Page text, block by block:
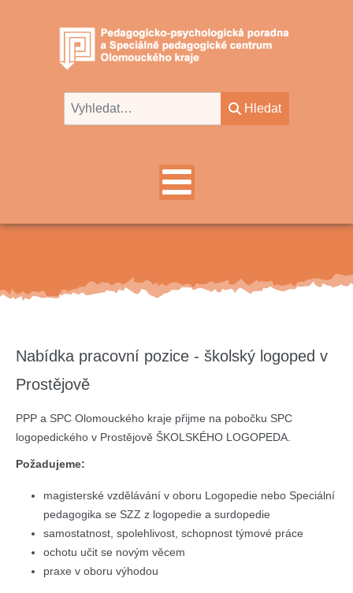
Hledat
Hledat
Nabídka pracovní pozice - školský logoped v
Prostějově
PPP a SPC Olomouckého kraje přijme na pobočku SPC
logopedického v Prostějově ŠKOLSKÉHO LOGOPEDA.
Požadujeme:
magisterské vzdělávání v oboru Logopedie nebo Speciální
pedagogika se SZZ z logopedie a surdopedie
samostatnost, spolehlivost, schopnost týmové práce
ochotu učit se novým věcem
praxe v oboru výhodou